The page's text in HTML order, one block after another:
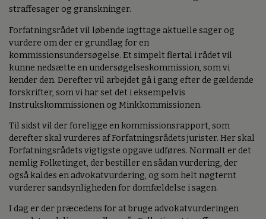
straffesager og granskninger.
Forfatningsrådet vil løbende iagttage aktuelle sager og
vurdere om der er grundlag for en
kommissionsundersøgelse. Et simpelt flertal i rådet vil
kunne nedsætte en undersøgelseskommission, som vi
kender den. Derefter vil arbejdet gå i gang efter de gældende
forskrifter, som vi har set det i eksempelvis
Instrukskommissionen og Minkkommissionen.
Til sidst vil der foreligge en kommissionsrapport, som
derefter skal vurderes af Forfatningsrådets jurister. Her skal
Forfatningsrådets vigtigste opgave udføres. Normalt er det
nemlig Folketinget, der bestiller en sådan vurdering, der
også kaldes en advokatvurdering, og som helt nøgternt
vurderer sandsynligheden for domfældelse i sagen.
I dag er der præcedens for at bruge advokatvurderingen